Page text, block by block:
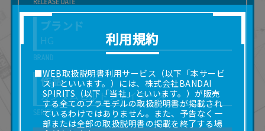
ブランド
HG
作品
ガンダムビルドファイターズ
利用規約
■WEB取扱説明書利用サービス（以下「本サービ
ス」といいます。）には、株式会社BANDAI
SPIRITS（以下「当社」といいます。）が販売
する全てのプラモデルの取扱説明書が掲載され
ているわけではありません。また、予告なく一
部または全部の取扱説明書の掲載を終了する場